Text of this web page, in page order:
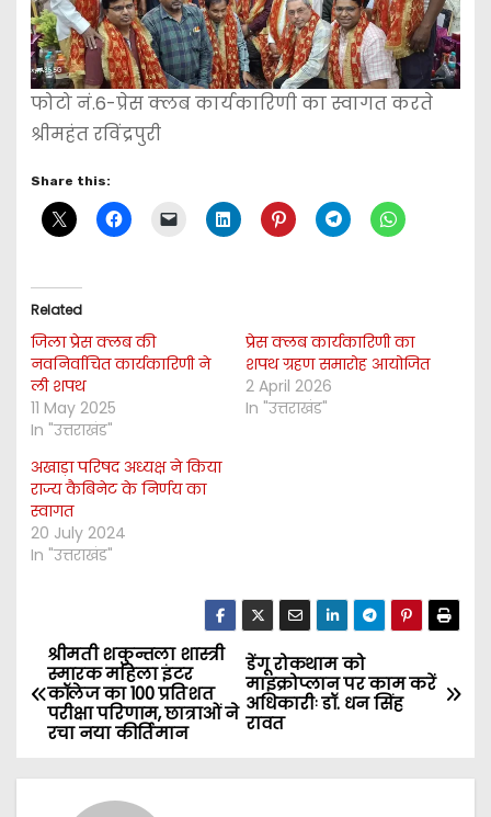
फोटो नं.6-प्रेस क्लब कार्यकारिणी का स्वागत करते
श्रीमहंत रविंद्रपुरी
Share this:
Related
जिला प्रेस क्लब की
नवनिर्वाचित कार्यकारिणी ने
ली शपथ
11 May 2025
In "उत्तराखंड"
प्रेस क्लब कार्यकारिणी का
शपथ ग्रहण समारोह आयोजित
2 April 2026
In "उत्तराखंड"
अखाड़ा परिषद अध्यक्ष ने किया
राज्य कैबिनेट के निर्णय का
स्वागत
20 July 2024
In "उत्तराखंड"
P
o
डेंगू रोकथाम को
माइक्रोप्लान पर काम करें
अधिकारीः डॉ. धन सिंह
रावत
श्रीमती शकुन्तला शास्त्री
स्मारक महिला इंटर
कॉलेज का 100 प्रतिशत
परीक्षा परिणाम, छात्राओं ने
रचा नया कीर्तिमान